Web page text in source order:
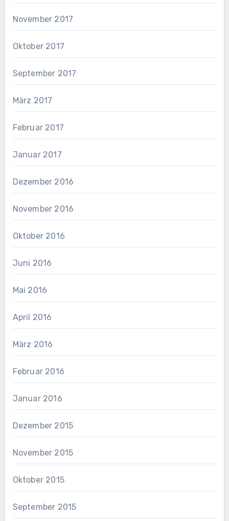
November 2017
Oktober 2017
September 2017
März 2017
Februar 2017
Januar 2017
Dezember 2016
November 2016
Oktober 2016
Juni 2016
Mai 2016
April 2016
März 2016
Februar 2016
Januar 2016
Dezember 2015
November 2015
Oktober 2015
September 2015